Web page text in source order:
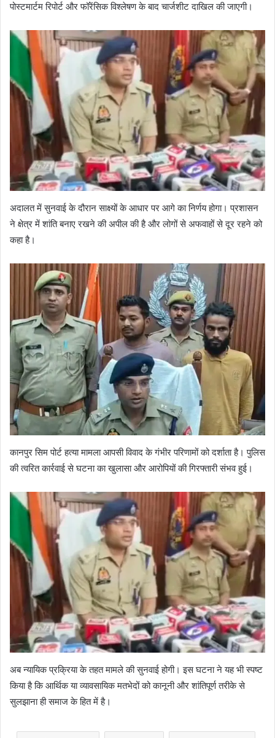
पोस्टमार्टम रिपोर्ट और फॉरेंसिक विश्लेषण के बाद चार्जशीट दाखिल की जाएगी।
अदालत में सुनवाई के दौरान साक्ष्यों के आधार पर आगे का निर्णय होगा। प्रशासन
ने क्षेत्र में शांति बनाए रखने की अपील की है और लोगों से अफवाहों से दूर रहने को
कहा है।
कानपुर सिम पोर्ट हत्या मामला आपसी विवाद के गंभीर परिणामों को दर्शाता है। पुलिस
की त्वरित कार्रवाई से घटना का खुलासा और आरोपियों की गिरफ्तारी संभव हुई।
अब न्यायिक प्रक्रिया के तहत मामले की सुनवाई होगी। इस घटना ने यह भी स्पष्ट
किया है कि आर्थिक या व्यावसायिक मतभेदों को कानूनी और शांतिपूर्ण तरीके से
सुलझाना ही समाज के हित में है।